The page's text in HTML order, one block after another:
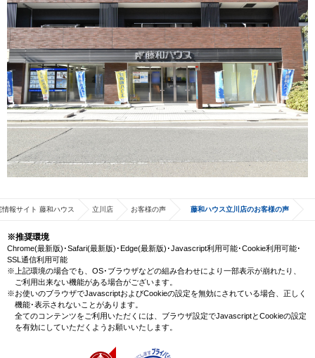
報サイト 藤和ハウス 立川店 お客様の声 藤和ハウス立川店のお客様の声
※推奨環境
Chrome(最新版)･Safari(最新版)･Edge(最新版)･Javascript利用可能･Cookie利用可能･
SSL通信利用可能
※上記環境の場合でも、OS･ブラウザなどの組み合わせにより一部表示が崩れたり、
ご利用出来ない機能がある場合がございます。
※お使いのブラウザでJavascriptおよびCookieの設定を無効にされている場合、正しく
機能･表示されないことがあります。
全てのコンテンツをご利用いただくには、ブラウザ設定でJavascriptとCookieの設定
を有効にしていただくようお願いいたします。